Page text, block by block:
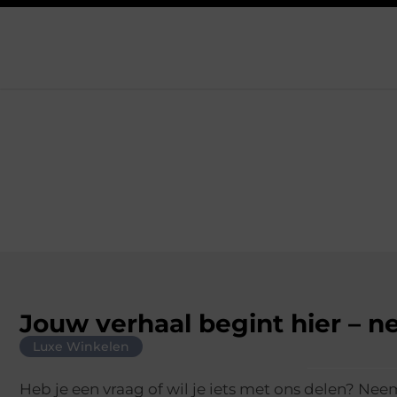
Jouw verhaal begint hier –
Luxe Winkelen
Heb je een vraag of wil je iets met ons delen?